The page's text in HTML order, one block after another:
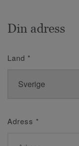
Din adress
Land *
Adress *